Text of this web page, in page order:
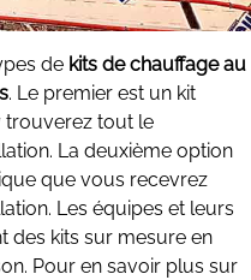
de kits de chauffage au
. Le premier est un kit
trouverez tout le
La deuxième option
que vous recevrez
Les équipes et leurs
des kits sur mesure en
Pour en savoir plus sur